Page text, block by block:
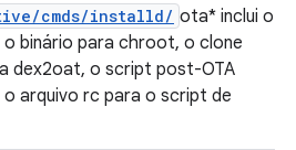
cmds/installd/ ota* inclui o
binário para chroot, o clone
dex2oat, o script post-OTA
arquivo rc para o script de